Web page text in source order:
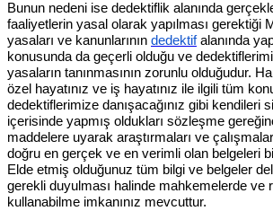
Bunun nedeni ise dedektiflik alanında
faaliyetlerin yasal olarak yapılması gerektiği
yasaları ve kanunlarının dedektifalanında
konusunda da geçerli olduğu ve
yasaların tanınmasının zorunlu olduğudur.
özel hayatınız ve iş hayatınız ile ilgili tüm
dedektiflerimize danışacağınız gibi kendileri
içerisinde yapmış oldukları sözleşme
maddelere uyarak araştırmaları ve
doğru en gerçek ve en verimli olan belgeleri
Elde etmiş olduğunuz tüm bilgi ve belgeler
gerekli duyulması halinde mahkemelerde ve
kullanabilme imkanınız mevcuttur.